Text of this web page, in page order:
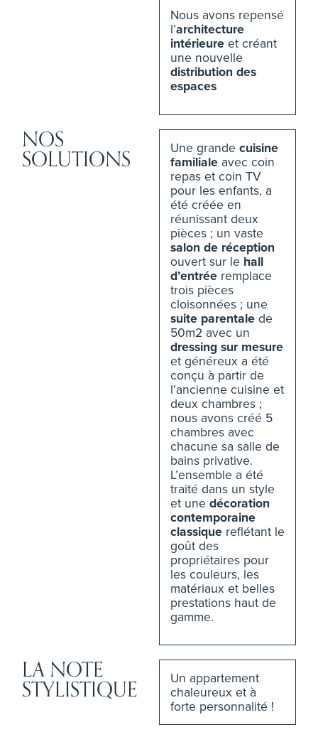
Nous avons repensé
l’architecture
intérieureet créant
une nouvelle
distribution des
espaces
NOS
SOLUTIONS
Une grande cuisine
familialeavec coin
repas et coin TV
pour les enfants, a
été créée en
réunissant deux
pièces ; un vaste
salon de réception
ouvert sur le hall
d’entréeremplace
trois pièces
cloisonnées ; une
suite parentalede
50m2 avec un
dressing sur mesure
et généreux a été
conçu à partir de
l’ancienne cuisine et
deux chambres ;
nous avons créé 5
chambres avec
chacune sa salle de
bains privative.
L’ensemble a été
traité dans un style
et une décoration
contemporaine
classiquereflétant le
goût des
propriétaires pour
les couleurs, les
matériaux et belles
prestations haut de
gamme.
LA NOTE
STYLISTIQUE
Un appartement
chaleureux et à
forte personnalité !